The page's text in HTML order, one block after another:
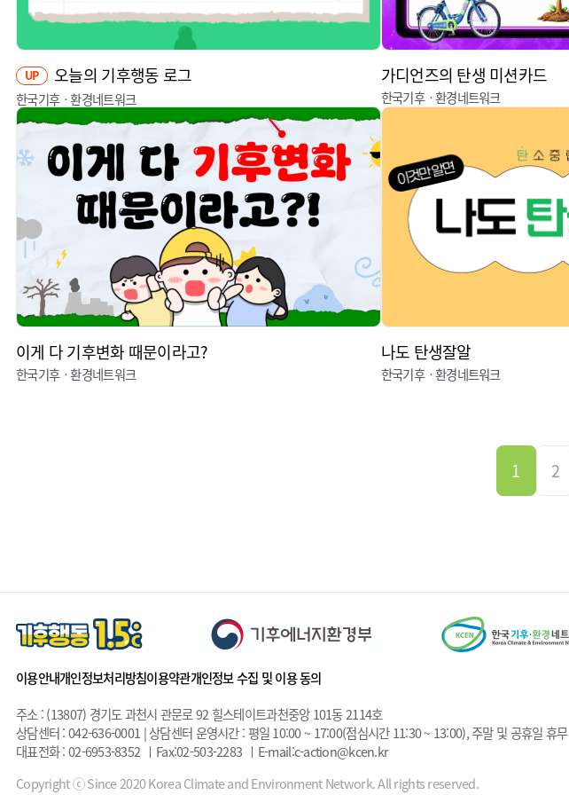
UP 오늘의 기후행동 로그
한국기후ㆍ환경네트워크
가디언즈의 탄생 미션카드
한국기후ㆍ환경네트워크
이게 다 기후변화 때문이라고?
한국기후ㆍ환경네트워크
나도 탄생잘알
한국기후ㆍ환경네트워크
1 2
이용안내개인정보처리방침이용약관개인정보 수집 및 이용 동의
주소 : (13807) 경기도 과천시 관문로 92 힐스테이트과천중앙 101동 2114호
상담센터 : 042-636-0001 | 상담센터 운영시간 : 평일 10:00 ~ 17:00(점심시간 11:30 ~ 13:00), 주말 및 공휴일 휴무
대표전화 : 02-6953-8352
Fax:02-503-2283
E-mail:c-action@kcen.kr
Copyright ⓒ Since 2020 Korea Climate and Environment Network. All rights reserved.